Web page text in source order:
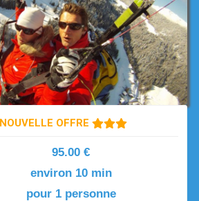
(SIMULATEUR)
(DRÔNE)
NOUVELLE OFFRE
95.00 €
environ 10 min
pour 1 personne